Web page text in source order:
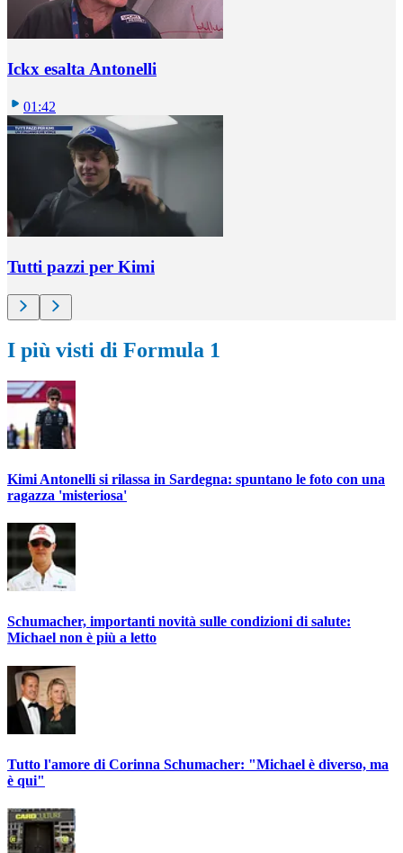
Ickx esalta Antonelli
01:42
Tutti pazzi per Kimi
I più visti di Formula 1
Kimi Antonelli si rilassa in Sardegna: spuntano le foto con una
ragazza 'misteriosa'
Schumacher, importanti novità sulle condizioni di salute:
Michael non è più a letto
Tutto l'amore di Corinna Schumacher: "Michael è diverso, ma
è qui"